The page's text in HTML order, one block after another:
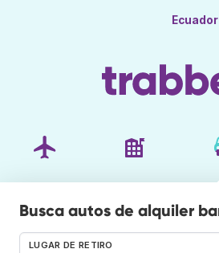
Ecuador
Busca autos de alquiler
LUGAR DE RETIRO